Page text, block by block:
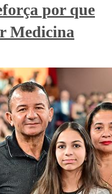
por que
Medicina